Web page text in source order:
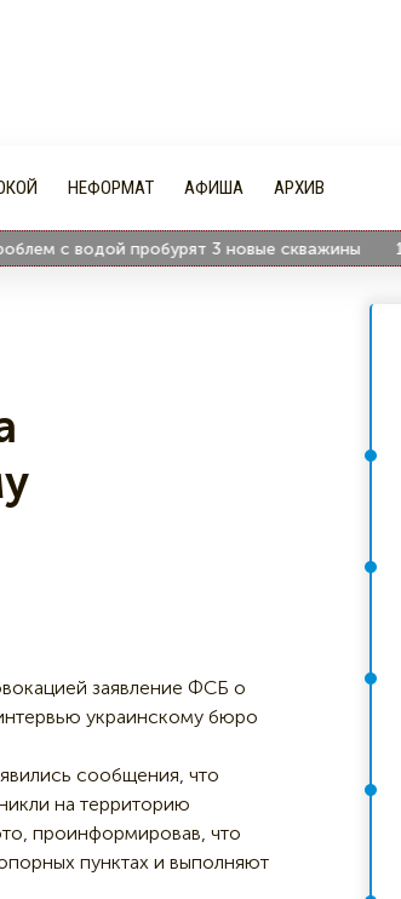
НЕФОРМАТ АФИША АРХИВ
с водой пробурят 3 новые скважины 16:58
заявление ФСБ о
украинскому бюро
сообщения, что
на территорию
проинформировав, что
пунктах и выполняют